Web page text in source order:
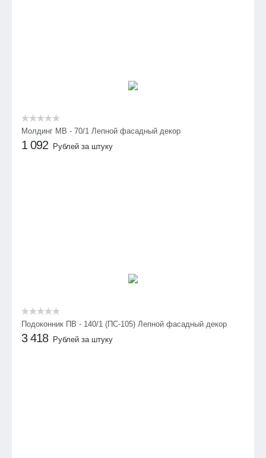
Молдинг МВ - 70/1 Лепной фасадный декор
1 092 Рублей за штуку
Подоконник ПВ - 140/1 (ПС-105) Лепной фасадный декор
3 418 Рублей за штуку